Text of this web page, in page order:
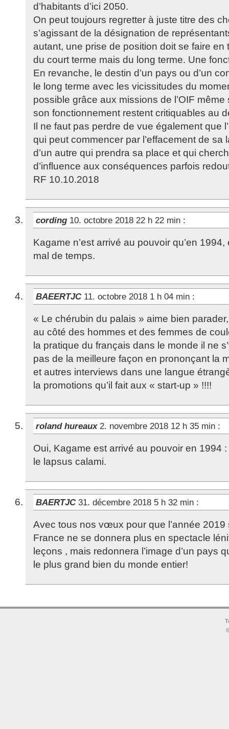
d’habitants d’ici 2050.
On peut toujours regretter à juste titre des
s’agissant de la désignation de
autant, une prise de position doit se faire
du court terme mais du long terme. Une
En revanche, le destin d’un pays ou d’un
le long terme avec les vicissitudes du
possible grâce aux missions de l’OIF
son fonctionnement restent critiquables au
Il ne faut pas perdre de vue également que
qui peut commencer par l’effacement de sa
d’un autre qui prendra sa place et qui
d’influence aux conséquences parfois
RF 10.10.2018
cording 10. octobre 2018 22 h 22 min :
Kagame n’est arrivé au pouvoir qu’en 1994,
mal de temps.
BAEERTJC 11. octobre 2018 1 h 04 min :
« Le chérubin du palais » aime bien
au côté des hommes et des femmes de
la pratique du français dans le monde il ne
pas de la meilleure façon en prononçant la
et autres interviews dans une langue
la promotions qu’il fait aux « start-up » !!!!
roland hureaux 2. novembre 2018 12 h 35 min :
Oui, Kagame est arrivé au pouvoir en 1994
le lapsus calami.
BAERTJC 31. décembre 2018 5 h 32 min :
Avec tous nos vœux pour que l’année 2019
France ne se donnera plus en spectacle
leçons , mais redonnera l’image d’un pays
le plus grand bien du monde entier!